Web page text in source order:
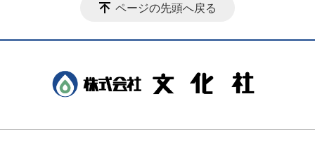
ページの先頭へ戻る